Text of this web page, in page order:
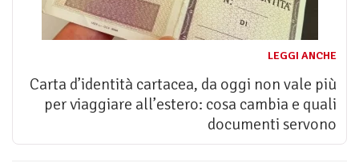
LEGGI ANCHE
Carta d’identità cartacea, da oggi non vale più
per viaggiare all’estero: cosa cambia e quali
documenti servono